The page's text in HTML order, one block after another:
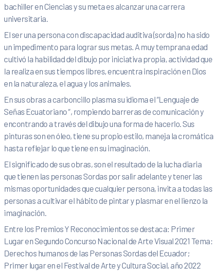
bachiller en Ciencias y su meta es alcanzar una carrera
universitaria.
El ser una persona con discapacidad auditiva (sorda) no ha sido
un impedimento para lograr sus metas. A muy temprana edad
cultivó la habilidad del dibujo por iniciativa propia, actividad que
la realiza en sus tiempos libres, encuentra inspiración en Dios
en la naturaleza, el agua y los animales.
En sus obras a carboncillo plasma su idioma el “Lenguaje de
Señas Ecuatoriano “, rompiendo barreras de comunicación y
encontrando a través del dibujo una forma de hacerlo. Sus
pinturas son en óleo, tiene su propio estilo, maneja la cromática
hasta reflejar lo que tiene en su imaginación.
El significado de sus obras, son el resultado de la lucha diaria
que tienen las personas Sordas por salir adelante y tener las
mismas oportunidades que cualquier persona, invita a todas las
personas a cultivar el hábito de pintar y plasmar en el lienzo la
imaginación.
Entre los Premios Y Reconocimientos se destaca: Primer
Lugar en Segundo Concurso Nacional de Arte Visual 2021 Tema:
Derechos humanos de las Personas Sordas del Ecuador;
Primer lugar en el Festival de Arte y Cultura Social, año 2022